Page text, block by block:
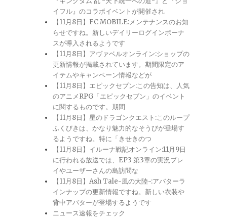
イフル』のコラボイベントが開催され
【11月8日】FC MOBILE:メンテナンスのお知
らせですね。新しいデイリーログインボーナ
スが導入されるようです
【11月8日】アヴァベルオンライン:ショップの
更新情報が掲載されています。期間限定のア
イテムやキャンペーン情報などが
【11月8日】エピックセブン:この告知は、人気
のアニメRPG「エピックセブン」のイベント
に関するものです。期間
【11月8日】星のドラゴンクエスト:このループ
ふくびきは、かなり魅力的なそうびが登場す
るようですね。特に「きせきのつ
【11月8日】イルーナ戦記オンライン:11月9日
に行われる放送では、EP3 第3章の実況プレ
イやユーザーさんの島訪問な
【11月8日】Ash Tale-風の大陸-:アバターラ
インナップの更新情報ですね。新しい衣装や
背中アバターが登場するようです
ニュース速報をチェック